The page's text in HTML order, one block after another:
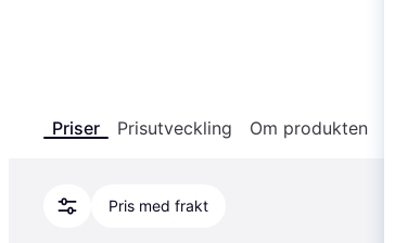
Priser Prisutveckling Om produkten
Pris med frakt